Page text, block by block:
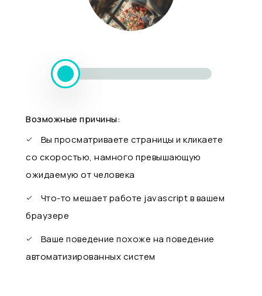
Возможные причины:
Вы просматриваете страницы и кликаете
со скоростью, намного превышающую
ожидаемую от человека
Что-то мешает работе javascript в вашем
браузере
Ваше поведение похоже на поведение
автоматизированных систем